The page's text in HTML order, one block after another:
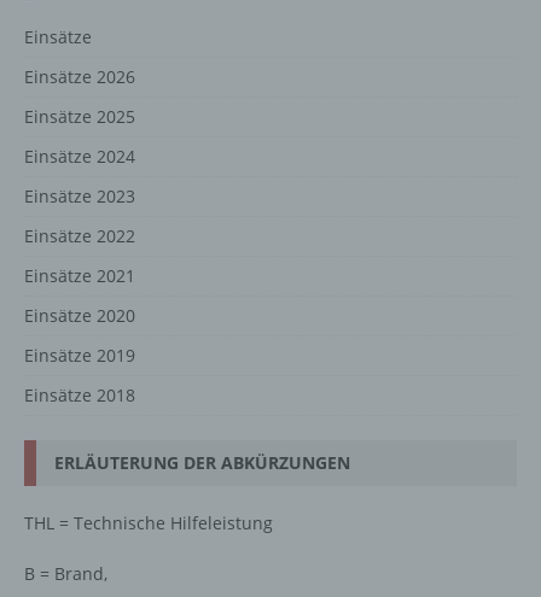
Einsätze
Einsätze 2026
Einsätze 2025
Einsätze 2024
Einsätze 2023
Einsätze 2022
Einsätze 2021
Einsätze 2020
Einsätze 2019
Einsätze 2018
ERLÄUTERUNG DER ABKÜRZUNGEN
THL = Technische Hilfeleistung
B = Brand,